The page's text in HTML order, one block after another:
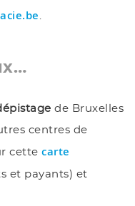
.
de Bruxelles
centres de
cette carte
et payants) et